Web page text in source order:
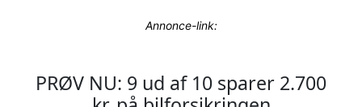
Annonce-link: